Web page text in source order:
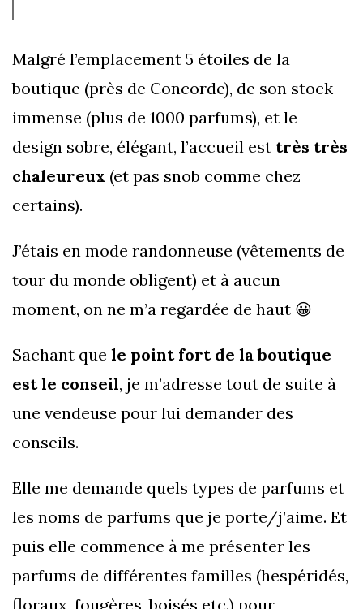
Malgré l’emplacement 5 étoiles de la
boutique (près de Concorde), de son stock
immense (plus de 1000 parfums), et le
design sobre, élégant, l’accueil est très très
chaleureux (et pas snob comme chez
certains).
J’étais en mode randonneuse (vêtements de
tour du monde obligent) et à aucun
moment, on ne m’a regardée de haut 😀
Sachant que le point fort de la boutique
est le conseil, je m’adresse tout de suite à
une vendeuse pour lui demander des
conseils.
Elle me demande quels types de parfums et
les noms de parfums que je porte/j’aime. Et
puis elle commence à me présenter les
parfums de différentes familles (hespéridés,
floraux, fougères, boisés etc.) pour